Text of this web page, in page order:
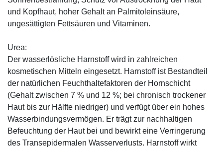
und Kopfhaut, hoher Gehalt an Palmitoleinsäure,
ungesättigten Fettsäuren und Vitaminen.
Urea:
Der wasserlösliche Harnstoff wird in zahlreichen
kosmetischen Mitteln eingesetzt. Harnstoff ist Bestandteil
der natürlichen Feuchthaltefaktoren der Hornschicht
(Gehalt zwischen 7 % und 12 %; bei chronisch trockener
Haut bis zur Hälfte niedriger) und verfügt über ein hohes
Wasserbindungsvermögen. Er trägt zur nachhaltigen
Befeuchtung der Haut bei und bewirkt eine Verringerung
des Transepidermalen Wasserverlusts. Harnstoff wirkt